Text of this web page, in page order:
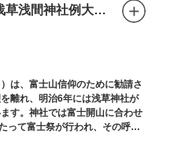
お山開き（浅草浅間神社例大祭）
は、富士山信仰のために勧請さ
離れ、明治6年には浅草神社が
す。神社では富士開山に合わせ
って富士祭が行われ、その呼び